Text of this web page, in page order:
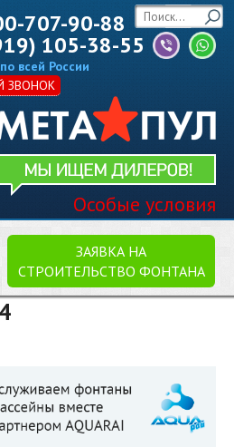
707-90-88
105-38-55
всей России
ЗВОНОК
Особые условия
ЗАЯВКА НА
СТРОИТЕЛЬСТВО ФОНТАНА